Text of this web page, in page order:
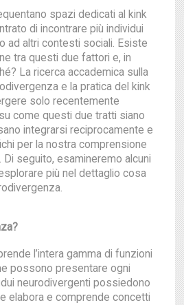
spazi dedicati al kink
di incontrare più individui
ad altri contesti sociali. Esiste
tra questi due fattori e, in
La ricerca accademica sulla
e la pratica del kink
solo recentemente
come questi due tratti siano
integrarsi reciprocamente e
per la nostra comprensione
Di seguito, esamineremo alcuni
più nel dettaglio cosa
l’intera gamma di funzioni
possono presentare ogni
neurodivergenti possiedono
elabora e comprende concetti